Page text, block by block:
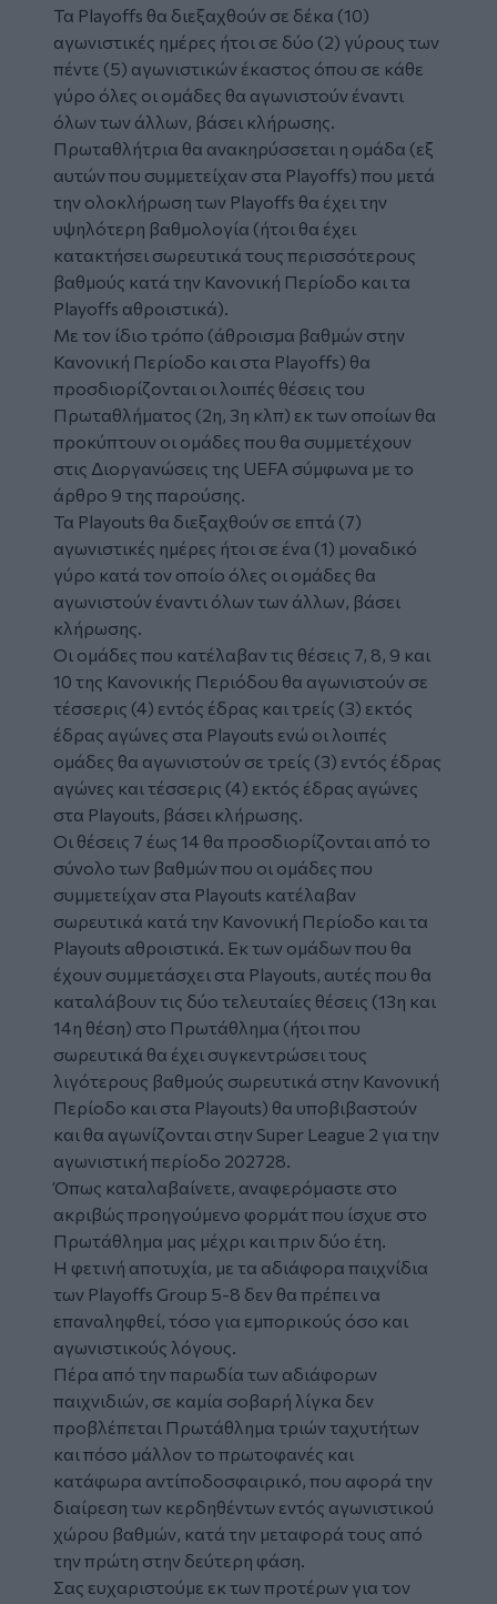
Τα Playoffs θα διεξαχθούν σε δέκα (10)
αγωνιστικές ημέρες ήτοι σε δύο (2) γύρους των
πέντε (5) αγωνιστικών έκαστος όπου σε κάθε
γύρο όλες οι ομάδες θα αγωνιστούν έναντι
όλων των άλλων, βάσει κλήρωσης.
Πρωταθλήτρια θα ανακηρύσσεται η ομάδα (εξ
αυτών που συμμετείχαν στα Playoffs) που μετά
την ολοκλήρωση των Playoffs θα έχει την
υψηλότερη βαθμολογία (ήτοι θα έχει
κατακτήσει σωρευτικά τους περισσότερους
βαθμούς κατά την Κανονική Περίοδο και τα
Playoffs αθροιστικά).
Με τον ίδιο τρόπο (άθροισμα βαθμών στην
Κανονική Περίοδο και στα Playoffs) θα
προσδιορίζονται οι λοιπές θέσεις του
Πρωταθλήματος (2η, 3η κλπ) εκ των οποίων θα
προκύπτουν οι ομάδες που θα συμμετέχουν
στις Διοργανώσεις της UEFA σύμφωνα με το
άρθρο 9 της παρούσης.
Τα Playouts θα διεξαχθούν σε επτά (7)
αγωνιστικές ημέρες ήτοι σε ένα (1) μοναδικό
γύρο κατά τον οποίο όλες οι ομάδες θα
αγωνιστούν έναντι όλων των άλλων, βάσει
κλήρωσης.
Οι ομάδες που κατέλαβαν τις θέσεις 7, 8, 9 και
10 της Κανονικής Περιόδου θα αγωνιστούν σε
τέσσερις (4) εντός έδρας και τρείς (3) εκτός
έδρας αγώνες στα Playouts ενώ οι λοιπές
ομάδες θα αγωνιστούν σε τρείς (3) εντός έδρας
αγώνες και τέσσερις (4) εκτός έδρας αγώνες
στα Playouts, βάσει κλήρωσης.
Οι θέσεις 7 έως 14 θα προσδιορίζονται από το
σύνολο των βαθμών που οι ομάδες που
συμμετείχαν στα Playouts κατέλαβαν
σωρευτικά κατά την Κανονική Περίοδο και τα
Playouts αθροιστικά. Εκ των ομάδων που θα
έχουν συμμετάσχει στα Playouts, αυτές που θα
καταλάβουν τις δύο τελευταίες θέσεις (13η και
14η θέση) στο Πρωτάθλημα (ήτοι που
σωρευτικά θα έχει συγκεντρώσει τους
λιγότερους βαθμούς σωρευτικά στην Κανονική
Περίοδο και στα Playouts) θα υποβιβαστούν
και θα αγωνίζονται στην Super League 2 για την
αγωνιστική περίοδο 202728.
Όπως καταλαβαίνετε, αναφερόμαστε στο
ακριβώς προηγούμενο φορμάτ που ίσχυε στο
Πρωτάθλημα μας μέχρι και πριν δύο έτη.
Η φετινή αποτυχία, με τα αδιάφορα παιχνίδια
των Playoffs Group 5-8 δεν θα πρέπει να
επαναληφθεί, τόσο για εμπορικούς όσο και
αγωνιστικούς λόγους.
Πέρα από την παρωδία των αδιάφορων
παιχνιδιών, σε καμία σοβαρή λίγκα δεν
προβλέπεται Πρωτάθλημα τριών ταχυτήτων
και πόσο μάλλον το πρωτοφανές και
κατάφωρα αντίποδοσφαιρικό, που αφορά την
διαίρεση των κερδηθέντων εντός αγωνιστικού
χώρου βαθμών, κατά την μεταφορά τους από
την πρώτη στην δεύτερη φάση.
Σας ευχαριστούμε εκ των προτέρων για τον